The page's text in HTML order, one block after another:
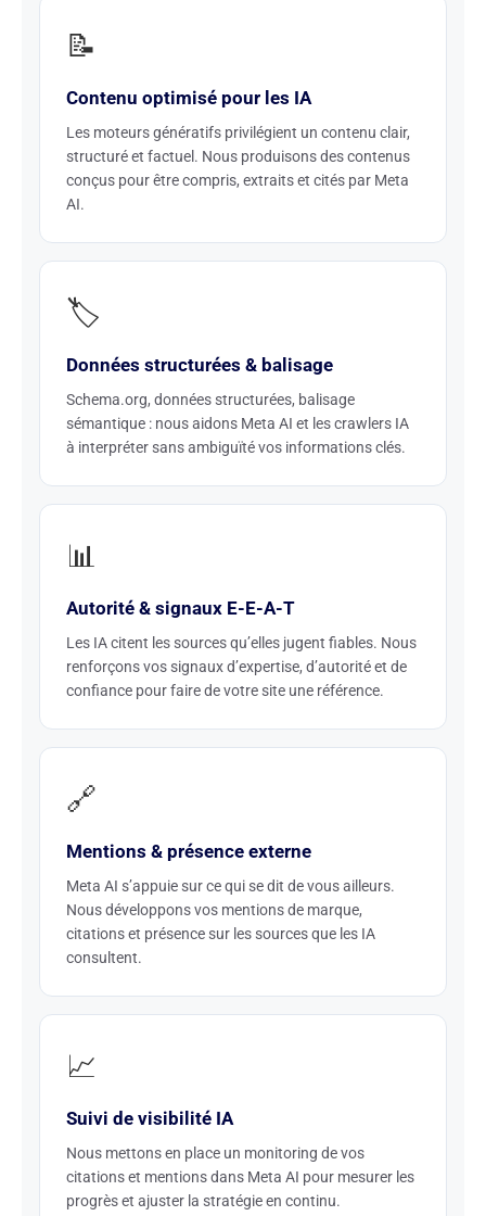
📝
Contenu optimisé pour les IA
Les moteurs génératifs privilégient un contenu clair,
structuré et factuel. Nous produisons des contenus
conçus pour être compris, extraits et cités par Meta
AI.
🏷️
Données structurées & balisage
Schema.org, données structurées, balisage
sémantique : nous aidons Meta AI et les crawlers IA
à interpréter sans ambiguïté vos informations clés.
📊
Autorité & signaux E-E-A-T
Les IA citent les sources qu’elles jugent fiables. Nous
renforçons vos signaux d’expertise, d’autorité et de
confiance pour faire de votre site une référence.
🔗
Mentions & présence externe
Meta AI s’appuie sur ce qui se dit de vous ailleurs.
Nous développons vos mentions de marque,
citations et présence sur les sources que les IA
consultent.
📈
Suivi de visibilité IA
Nous mettons en place un monitoring de vos
citations et mentions dans Meta AI pour mesurer les
progrès et ajuster la stratégie en continu.